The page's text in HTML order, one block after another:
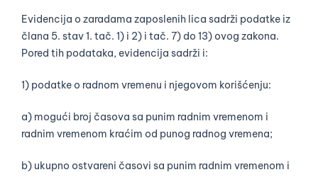
Evidencija o zaradama zaposlenih lica sadrži podatke iz
člana 5. stav 1. tač. 1) i 2) i tač. 7) do 13) ovog zakona.
Pored tih podataka, evidencija sadrži i:
1) podatke o radnom vremenu i njegovom korišćenju:
a) mogući broj časova sa punim radnim vremenom i
radnim vremenom kraćim od punog radnog vremena;
b) ukupno ostvareni časovi sa punim radnim vremenom i